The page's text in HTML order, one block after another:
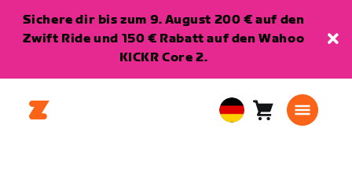
Sichere dir bis zum 9. August 200 € auf den
Zwift Ride und 150 € Rabatt auf den Wahoo
KICKR Core 2.
EuropeanWarenkorb